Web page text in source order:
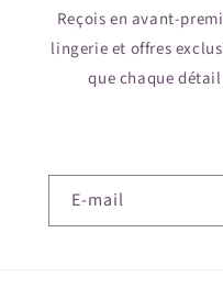
Reçois en avant-
lingerie et offres
que chaque
E-mail